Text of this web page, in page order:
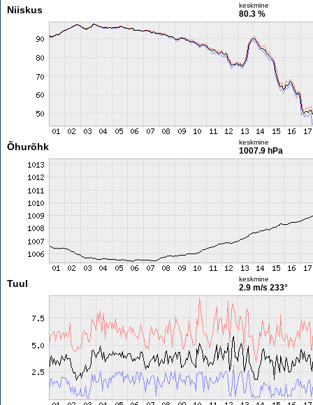
Niiskus keskmine
80.3 %
Õhurõhk keskmine
1007.9 hPa
Tuul keskmine
2.9 m/s 233°